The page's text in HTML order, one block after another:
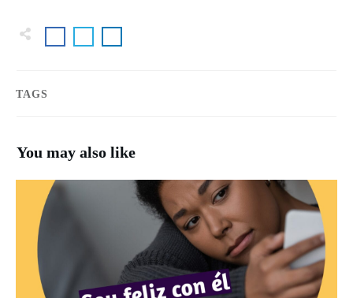
TAGS
You may also like